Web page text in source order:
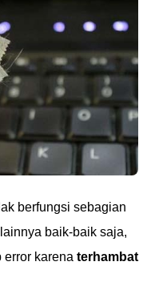
berfungsi sebagian
baik-baik saja,
karena terhambat